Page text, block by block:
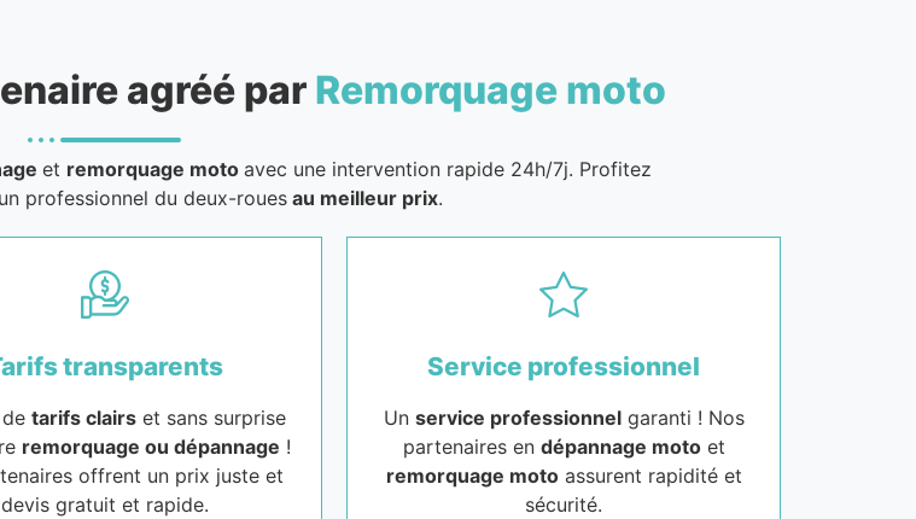
agréé par Remorquage moto
et remorquage moto avec une intervention rapide 24h/7j. Profitez
professionnel du deux-rouesau meilleur prix.
transparents
tarifs clairs et sans surprise
remorquage ou dépannage !
offrent un prix juste et
devis gratuit et rapide.
Service professionnel
Un service professionnelgaranti ! Nos
partenaires en dépannage motoet
remorquage motoassurent rapidité et
sécurité.